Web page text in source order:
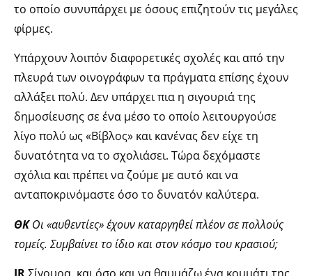
το οποίο συνυπάρχει με όσους επιζητούν τις μεγάλες
φίρμες.
Υπάρχουν λοιπόν διαφορετικές σχολές και από την
πλευρά των οινογράφων τα πράγματα επίσης έχουν
αλλάξει πολύ. Δεν υπάρχει πια η σιγουριά της
δημοσίευσης σε ένα μέσο το οποίο λειτουργούσε
λίγο πολύ ως «Βίβλος» και κανένας δεν είχε τη
δυνατότητα να το σχολιάσει. Τώρα δεχόμαστε
σχόλια και πρέπει να ζούμε με αυτό και να
ανταποκρινόμαστε όσο το δυνατόν καλύτερα.
ΘΚΟι «αυθεντίες» έχουν καταργηθεί πλέον σε πολλούς
τομείς. Συμβαίνει το ίδιο και στον κόσμο του κρασιού;